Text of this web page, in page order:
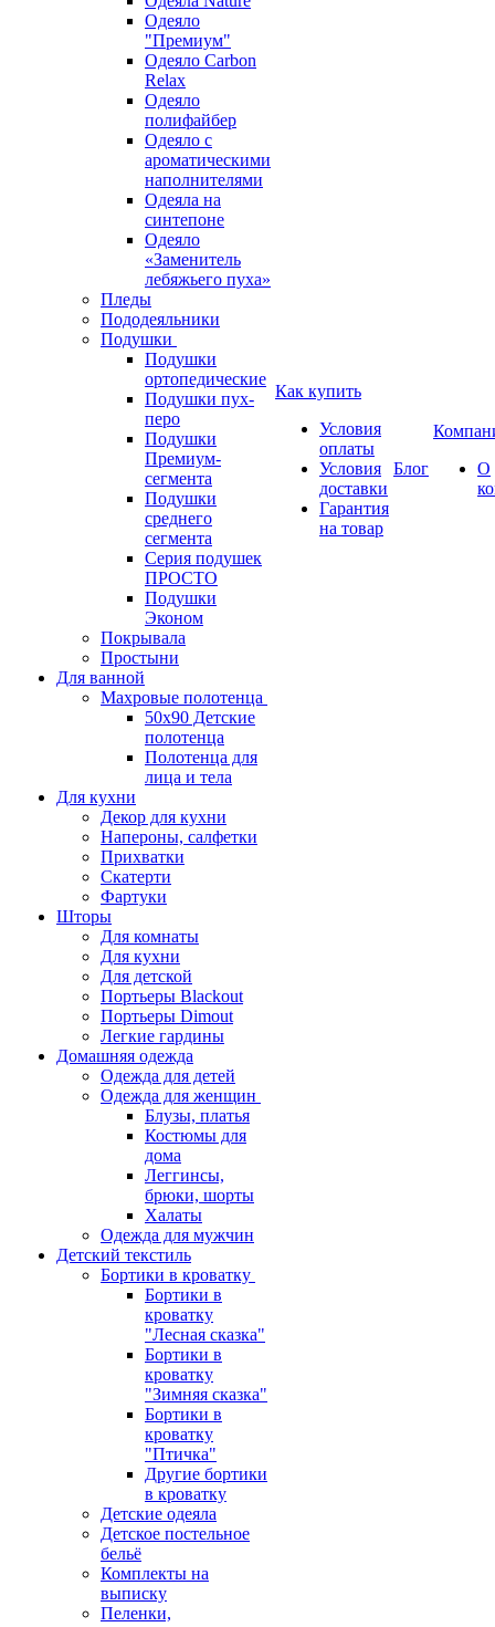
Одеяло
"Премиум"
Одеяло Carbon
Relax
Одеяло
полифайбер
Одеяло с
ароматическими
наполнителями
Одеяла на
синтепоне
Одеяло
«Заменитель
лебяжьего пуха»
Пледы
Пододеяльники
Подушки
Подушки
ортопедические
Подушки пух-
перо
Подушки
Премиум-
сегмента
Подушки
среднего
сегмента
Серия подушек
ПРОСТО
Подушки
Эконом
Покрывала
Простыни
Для ванной
Махровые полотенца
50х90 Детские
полотенца
Полотенца для
лица и тела
Для кухни
Декор для кухни
Напероны, салфетки
Прихватки
Скатерти
Фартуки
Шторы
Для комнаты
Для кухни
Для детской
Портьеры Blackout
Портьеры Dimout
Легкие гардины
Домашняя одежда
Одежда для детей
Одежда для женщин
Блузы, платья
Костюмы для
дома
Леггинсы,
брюки, шорты
Халаты
Одежда для мужчин
Детский текстиль
Бортики в кроватку
Бортики в
кроватку
"Лесная сказка"
Бортики в
кроватку
"Зимняя сказка"
Бортики в
кроватку
"Птичка"
Другие бортики
в кроватку
Детские одеяла
Детское постельное
бельё
Комплекты на
выписку
Пеленки,
Как купить
Условия
оплаты
Условия
доставки
Гарантия
на товар
Блог
О